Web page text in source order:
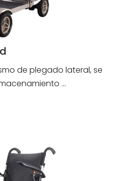
de plegado lateral, se
...